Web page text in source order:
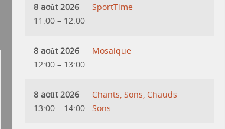
8 août 2026
11:00 – 12:00
SportTime
8 août 2026
12:00 – 13:00
Mosaique
8 août 2026
13:00 – 14:00
Chants, Sons, Chauds
Sons